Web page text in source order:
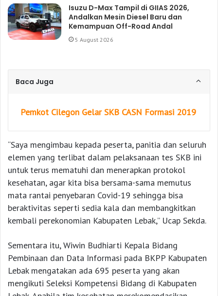
Isuzu D-Max Tampil di GIIAS 2026,
Andalkan Mesin Diesel Baru dan
Kemampuan Off-Road Andal
5 August 2026
Baca Juga
Pemkot Cilegon Gelar SKB CASN Formasi 2019
“Saya mengimbau kepada peserta, panitia dan seluruh
elemen yang terlibat dalam pelaksanaan tes SKB ini
untuk terus mematuhi dan menerapkan protokol
kesehatan, agar kita bisa bersama-sama memutus
mata rantai penyebaran Covid-19 sehingga bisa
beraktivitas seperti sedia kala dan membangkitkan
kembali perekonomian Kabupaten Lebak,” Ucap Sekda.
Sementara itu, Wiwin Budhiarti Kepala Bidang
Pembinaan dan Data Informasi pada BKPP Kabupaten
Lebak mengatakan ada 695 peserta yang akan
mengikuti Seleksi Kompetensi Bidang di Kabupaten